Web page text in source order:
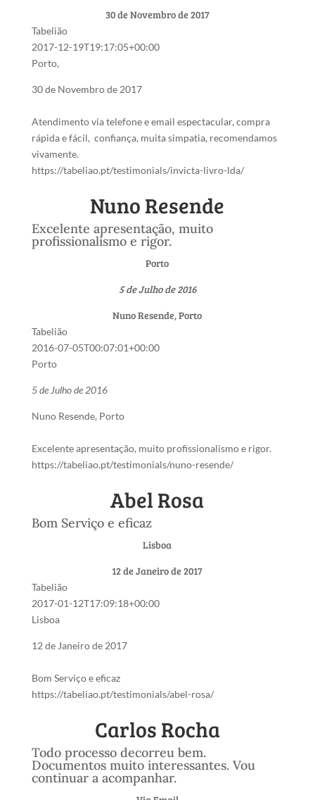
30 de Novembro de 2017
Tabelião
2017-12-19T19:17:05+00:00
Porto,
30 de Novembro de 2017
Atendimento via telefone e email espectacular, compra
rápida e fácil, confiança, muita simpatia, recomendamos
vivamente.
https://tabeliao.pt/testimonials/invicta-livro-lda/
Nuno Resende
Excelente apresentação, muito
profissionalismo e rigor.
Porto
5 de Julho de 2016
Nuno Resende, Porto
Tabelião
2016-07-05T00:07:01+00:00
Porto
5 de Julho de 2016
Nuno Resende, Porto
Excelente apresentação, muito profissionalismo e rigor.
https://tabeliao.pt/testimonials/nuno-resende/
Abel Rosa
Bom Serviço e eficaz
Lisboa
12 de Janeiro de 2017
Tabelião
2017-01-12T17:09:18+00:00
Lisboa
12 de Janeiro de 2017
Bom Serviço e eficaz
https://tabeliao.pt/testimonials/abel-rosa/
Carlos Rocha
Todo processo decorreu bem.
Documentos muito interessantes. Vou
continuar a acompanhar.